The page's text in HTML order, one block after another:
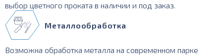
выбор цветного проката в наличии и под заказ.
Металлообработка
Возможна обработка металла на современном парке